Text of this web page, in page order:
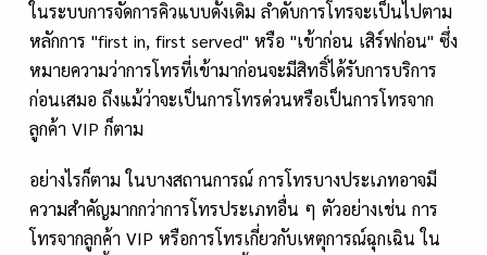
ในระบบการจัดการคิวแบบดั้งเดิม ลำดับการโทรจะเป็นไปตาม
หลักการ "first in, first served" หรือ "เข้าก่อน เสิร์ฟก่อน" ซึ่ง
หมายความว่าการโทรที่เข้ามาก่อนจะมีสิทธิ์ได้รับการบริการ
ก่อนเสมอ ถึงแม้ว่าจะเป็นการโทรด่วนหรือเป็นการโทรจาก
ลูกค้า VIP ก็ตาม
อย่างไรก็ตาม ในบางสถานการณ์ การโทรบางประเภทอาจมี
ความสำคัญมากกว่าการโทรประเภทอื่น ๆ ตัวอย่างเช่น การ
โทรจากลูกค้า VIP หรือการโทรเกี่ยวกับเหตุการณ์ฉุกเฉิน ใน